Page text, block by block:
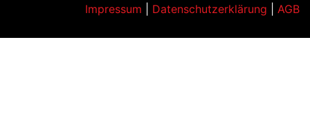
Impressum
Datenschutzerklärung AGB